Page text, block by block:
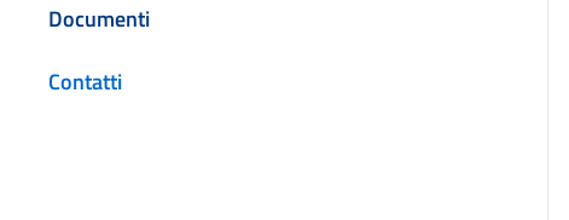
Documenti
Contatti